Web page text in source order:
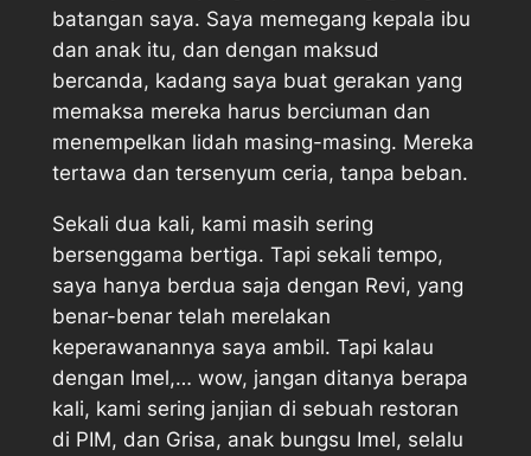
batangan saya. Saya memegang kepala ibu
dan anak itu, dan dengan maksud
bercanda, kadang saya buat gerakan yang
memaksa mereka harus berciuman dan
menempelkan lidah masing-masing. Mereka
tertawa dan tersenyum ceria, tanpa beban.
Sekali dua kali, kami masih sering
bersenggama bertiga. Tapi sekali tempo,
saya hanya berdua saja dengan Revi, yang
benar-benar telah merelakan
keperawanannya saya ambil. Tapi kalau
dengan Imel,… wow, jangan ditanya berapa
kali, kami sering janjian di sebuah restoran
di PIM, dan Grisa, anak bungsu Imel, selalu